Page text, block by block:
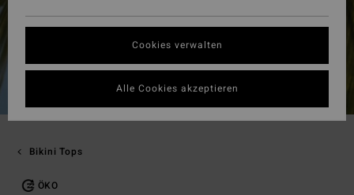
Bikini Tops
ÖKO
Cookies verwalten
Alle Cookies akzeptieren